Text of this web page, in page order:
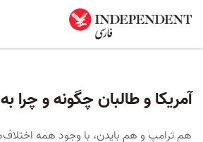
آمریکا و طالبان چگونه و چرا
هم ترامپ و هم بایدن، با وجود همه